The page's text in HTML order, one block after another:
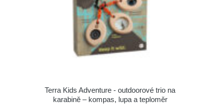
Terra Kids Adventure - outdoorové trio na
karabině – kompas, lupa a teploměr